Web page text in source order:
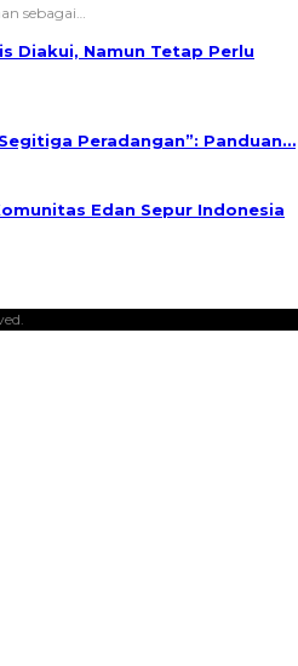
sebagai
Diakui, Namun Tetap Perlu
Peradangan”: Panduan…
Edan Sepur Indonesia